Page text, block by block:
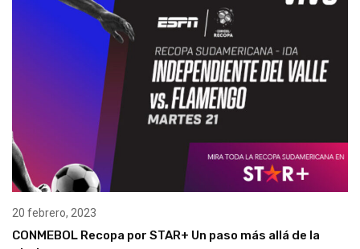
20 febrero, 2023
CONMEBOL Recopa por STAR+ Un paso más allá de la